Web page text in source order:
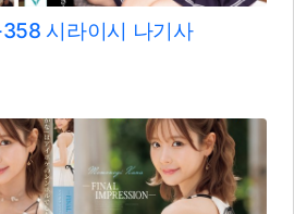
시라이시 나기사